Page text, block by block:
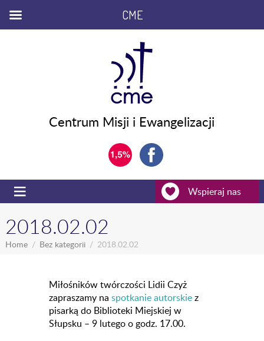
Centrum Misji i Ewangelizacji
Wspieraj nas
2018.02.02
Home Bez kategorii 2018.02.02
Miłośników twórczości Lidii Czyż
zapraszamy naspotkanie autorskiez
pisarką do Biblioteki Miejskiej w
Słupsku – 9 lutego o godz. 17.00.
CME